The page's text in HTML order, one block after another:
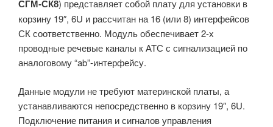
СГМ-СК8) представляет собой плату для установки в
корзину 19″, 6U и рассчитан на 16 (или 8) интерфейсов
СК соответственно. Модуль обеспечивает 2-х
проводные речевые каналы к АТС с сигнализацией по
аналоговому “ab”-интерфейсу.
Данные модули не требуют материнской платы, а
устанавливаются непосредственно в корзину 19″, 6U.
Подключение питания и сигналов управления